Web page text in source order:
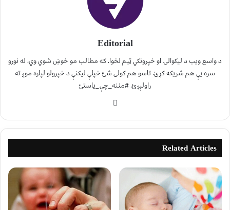
Editorial
د واسع ویب د لیکوالۍ او خپرونکي ټیم لخوا. که مطالب مو خوښ شوي وي، له نورو
سره یې هم شریکه کړئ. تاسو هم کولی شئ خپلې لیکنې د خپرولو لپاره موږ ته
راولېږئ. #مننه_چې_یاستئ
Related Articles